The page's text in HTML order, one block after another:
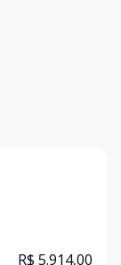
R$ 5.914,00